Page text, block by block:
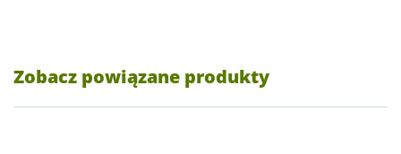
Zobacz powiązane produkty